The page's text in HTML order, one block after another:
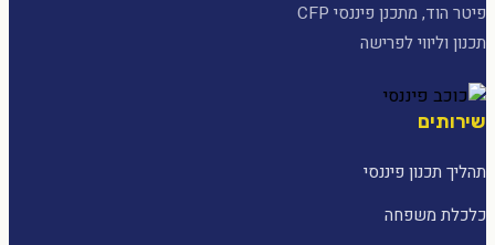
פיטר הוד, מתכנן פיננסי CFP
תכנון וליווי לפרישה
שירותים
תהליך תכנון פיננסי
כלכלת משפחה